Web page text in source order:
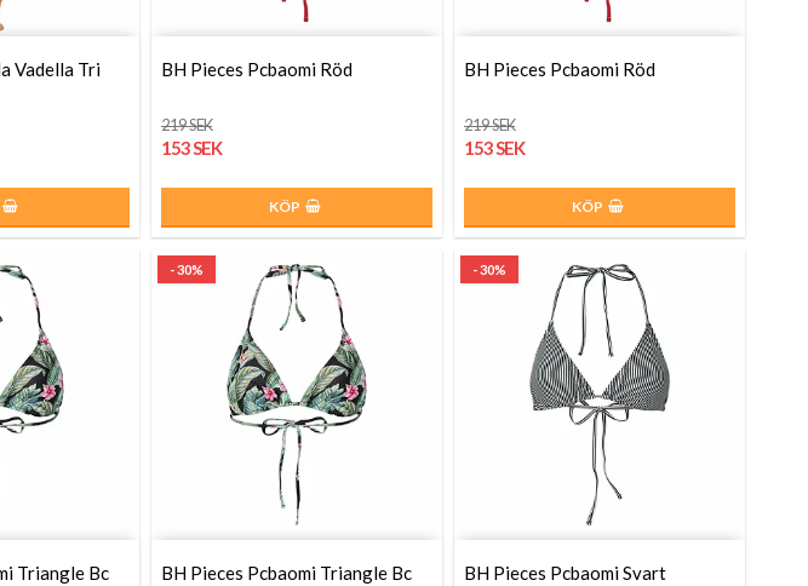
Vadella Tri
BH Pieces Pcbaomi Röd
219 SEK
153 SEK
KÖP
BH Pieces Pcbaomi Röd
219 SEK
153 SEK
KÖP
Triangle Bc
- 30%
BH Pieces Pcbaomi Triangle Bc
- 30%
BH Pieces Pcbaomi Svart